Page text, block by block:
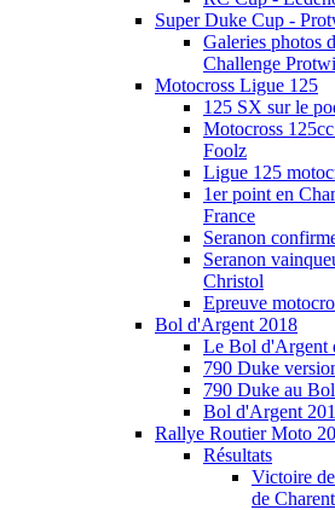
Super Duke Cup -
Galeries photos
Challenge
Motocross Ligue 125
125 SX sur le
Motocross
Foolz
Ligue 125
1er point en
France
Seranon
Seranon
Christol
Epreuve
Bol d'Argent 2018
Le Bol d'Argent
790 Duke
790 Duke au
Bol d'Argent
Rallye Routier Moto
Résultats
Victoire
de